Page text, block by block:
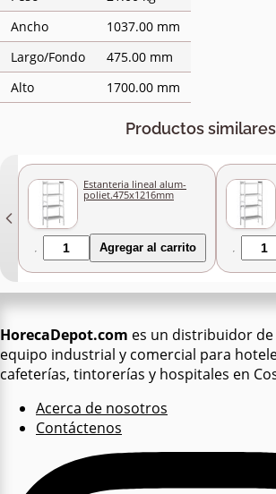
Ancho
1037.00 mm
Largo/Fondo
475.00 mm
Alto
1700.00 mm
Productos similares
Estanteria lineal alum-
poliet.475x1216mm
Agregar al carrito
HorecaDepot.com es un distribuidor
equipo industrial y comercial para
cafeterías, tintorerías y hospitales en
Acerca de nosotros
Contáctenos